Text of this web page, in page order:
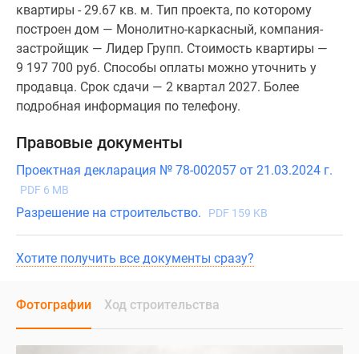
квартиры - 29.67 кв. м. Тип проекта, по которому
построен дом — Монолитно-каркасный, компания-
застройщик — Лидер Групп. Стоимость квартиры —
9 197 700 руб. Способы оплаты можно уточнить у
продавца. Срок сдачи — 2 квартал 2027. Более
подробная информация по телефону.
Правовые документы
Проектная декларация № 78-002057 от 21.03.2024 г.
PDF 6 MB
Разрешение на строительство. PDF 159 KB
Хотите получить все документы сразу?
Фотографии Ход строительства